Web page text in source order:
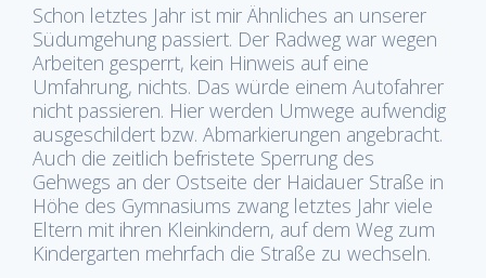
Schon letztes Jahr ist mir Ähnliches an unserer
Südumgehung passiert. Der Radweg war wegen
Arbeiten gesperrt, kein Hinweis auf eine
Umfahrung, nichts. Das würde einem Autofahrer
nicht passieren. Hier werden Umwege aufwendig
ausgeschildert bzw. Abmarkierungen angebracht.
Auch die zeitlich befristete Sperrung des
Gehwegs an der Ostseite der Haidauer Straße in
Höhe des Gymnasiums zwang letztes Jahr viele
Eltern mit ihren Kleinkindern, auf dem Weg zum
Kindergarten mehrfach die Straße zu wechseln.